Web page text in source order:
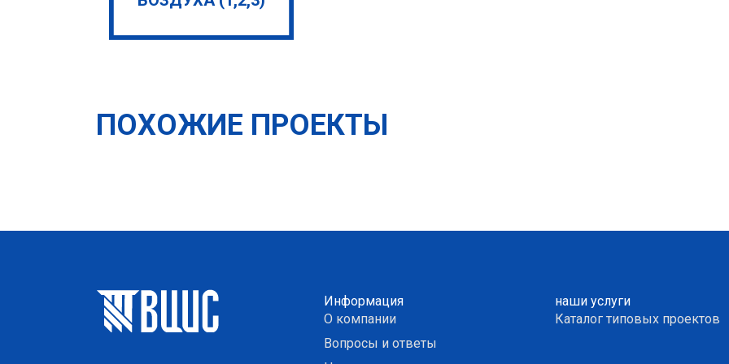
ПОХОЖИЕ ПРОЕКТЫ
Информация
О компании
Вопросы и ответы
наши услуги
Каталог типовых проектов